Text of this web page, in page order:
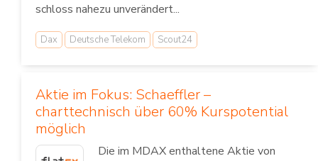
schloss nahezu unverändert...
Dax Deutsche Telekom Scout24
Aktie im Fokus: Schaeffler –
charttechnisch über 60% Kurspotential
möglich
Die im MDAX enthaltene Aktie von